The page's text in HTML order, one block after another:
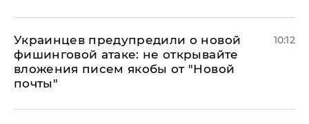
Украинцев предупредили о новой
фишинговой атаке: не открывайте
вложения писем якобы от "Новой
почты"
10:12